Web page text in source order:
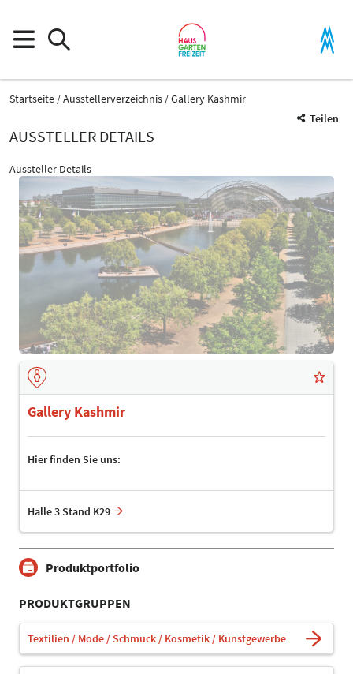
Startseite Ausstellerverzeichnis
Gallery Kashmir
Teilen
AUSSTELLER DETAILS
Aussteller Details
Gallery Kashmir
Hier finden Sie uns:
Halle 3 Stand K29
Produktportfolio
PRODUKTGRUPPEN
Textilien / Mode / Schmuck / Kosmetik / Kunstgewerbe